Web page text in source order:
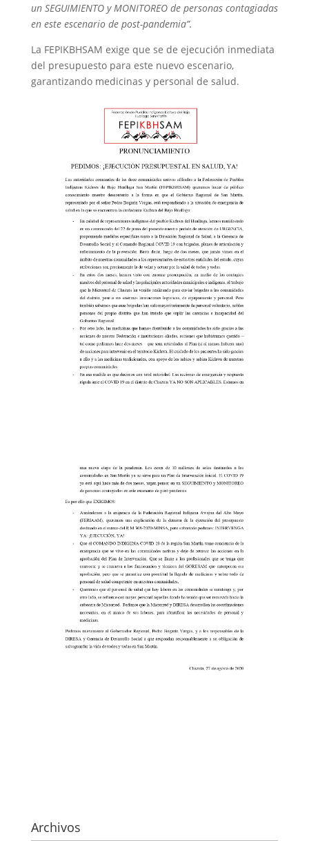
un SEGUIMIENTO y MONITOREO de personas contagiadas
en este escenario de post-pandemia”.
La FEPIKBHSAM exige que se de ejecución inmediata
del presupuesto para este nuevo escenario,
garantizando medicinas y personal de salud.
Archivos